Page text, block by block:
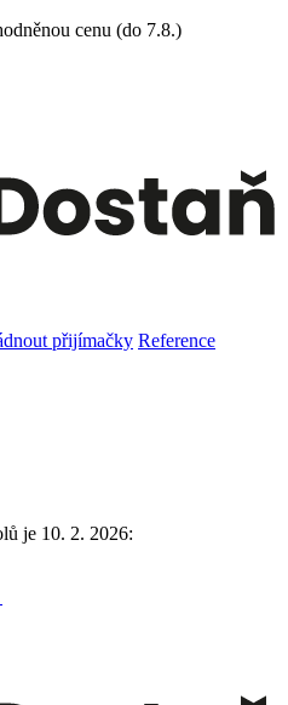
cenu (do 7.8.)
přijímačky Reference
je 10. 2. 2026: